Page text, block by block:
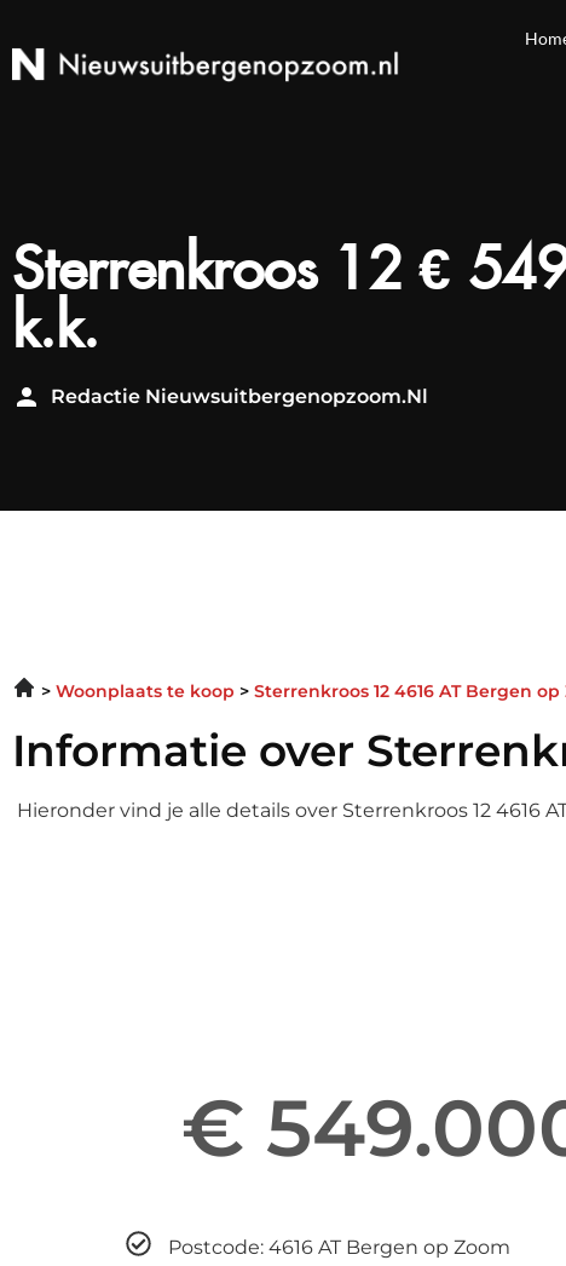
Sterrenkroos 12 €
k.k.
Redactie Nieuwsuitbergenopzoom.nl
Woonplaats te koop Sterrenkroos 12 4616 AT Bergen op
Informatie over
Hieronder vind je alle details over Sterrenkroos 12 4616
€
Postcode: 4616 AT Bergen op Zoom